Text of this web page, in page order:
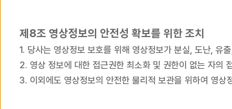
제8조 영상정보의 안전성 확보를 위한 조치
1. 당사는 영상정보 보호를 위해 영상정보가 분실, 도난,
2. 영상 정보에 대한 접근권한 최소화 및 권한이 없는 자
3. 이외에도 영상정보의 안전한 물리적 보관을 위하여 영